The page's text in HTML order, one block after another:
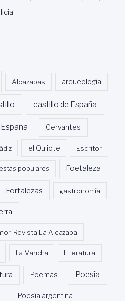
Alcazabas arqueología
castillo de España
Cervantes
el Quijote Escritor
populares Foetaleza
Fortalezas gastronomía
Revista La Alcazaba
La Mancha Literatura
Poemas Poesía
Poesía argentina